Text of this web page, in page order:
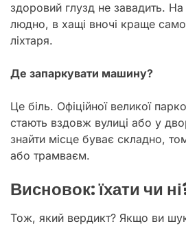
здоровий глузд не завадить.
людно, в хащі вночі краще
ліхтаря.
Де запаркувати машину?
Це біль. Офіційної великої
стають вздовж вулиці або у
знайти місце буває складно,
або трамваєм.
Висновок: їхати чи
Тож, який вердикт? Якщо ви